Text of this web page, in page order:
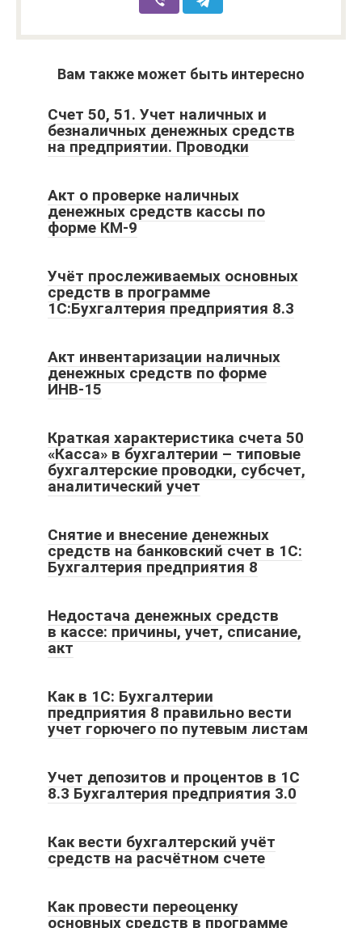
Вам также может быть интересно
Счет 50, 51. Учет наличных и
безналичных денежных средств
на предприятии. Проводки
Акт о проверке наличных
денежных средств кассы по
форме КМ-9
Учёт прослеживаемых основных
средств в программе
1С:Бухгалтерия предприятия 8.3
Акт инвентаризации наличных
денежных средств по форме
ИНВ-15
Краткая характеристика счета 50
«Касса» в бухгалтерии – типовые
бухгалтерские проводки, субсчет,
аналитический учет
Снятие и внесение денежных
средств на банковский счет в 1С:
Бухгалтерия предприятия 8
Недостача денежных средств
в кассе: причины, учет, списание,
акт
Как в 1С: Бухгалтерии
предприятия 8 правильно вести
учет горючего по путевым листам
Учет депозитов и процентов в 1С
8.3 Бухгалтерия предприятия 3.0
Как вести бухгалтерский учёт
средств на расчётном счете
Как провести переоценку
основных средств в программе